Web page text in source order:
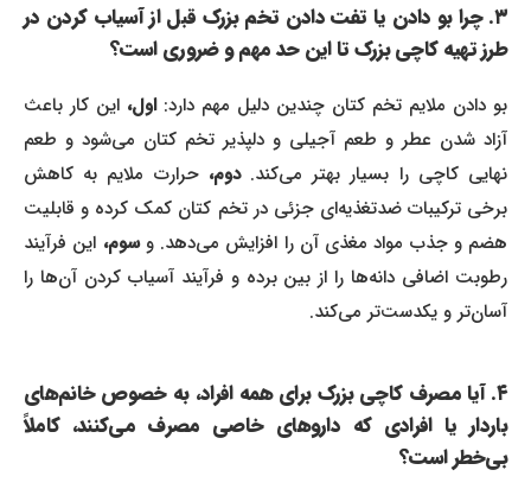
۳. چرا بو دادن یا تفت دادن تخم بزرک قبل از آسیاب کردن در
طرز تهیه کاچی بزرک تا این حد مهم و ضروری است؟
بو دادن ملایم تخم کتان چندین دلیل مهم دارد:اول،این کار باعث
آزاد شدن عطر و طعم آجیلی و دلپذیر تخم کتان می‌شود و طعم
نهایی کاچی را بسیار بهتر می‌کند.دوم،حرارت ملایم به کاهش
برخی ترکیبات ضدتغذیه‌ای جزئی در تخم کتان کمک کرده و قابلیت
هضم و جذب مواد مغذی آن را افزایش می‌دهد. وسوم،این فرآیند
رطوبت اضافی دانه‌ها را از بین برده و فرآیند آسیاب کردن آن‌ها را
آسان‌تر و یکدست‌تر می‌کند.
۴. آیا مصرف کاچی بزرک برای همه افراد، به خصوص خانم‌های
باردار یا افرادی که داروهای خاصی مصرف می‌کنند، کاملاً
بی‌خطر است؟